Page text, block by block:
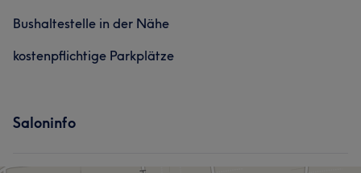
Bushaltestelle in der Nähe
kostenpflichtige Parkplätze
Saloninfo